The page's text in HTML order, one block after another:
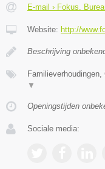
E-mail › Fokus.
Website: http://
Beschrijving
▼
Openingstijden
Sociale media: